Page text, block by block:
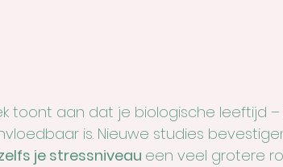
toont aan dat je biologische leeftijd –
is. Nieuwe studies
je stressniveau een veel grotere